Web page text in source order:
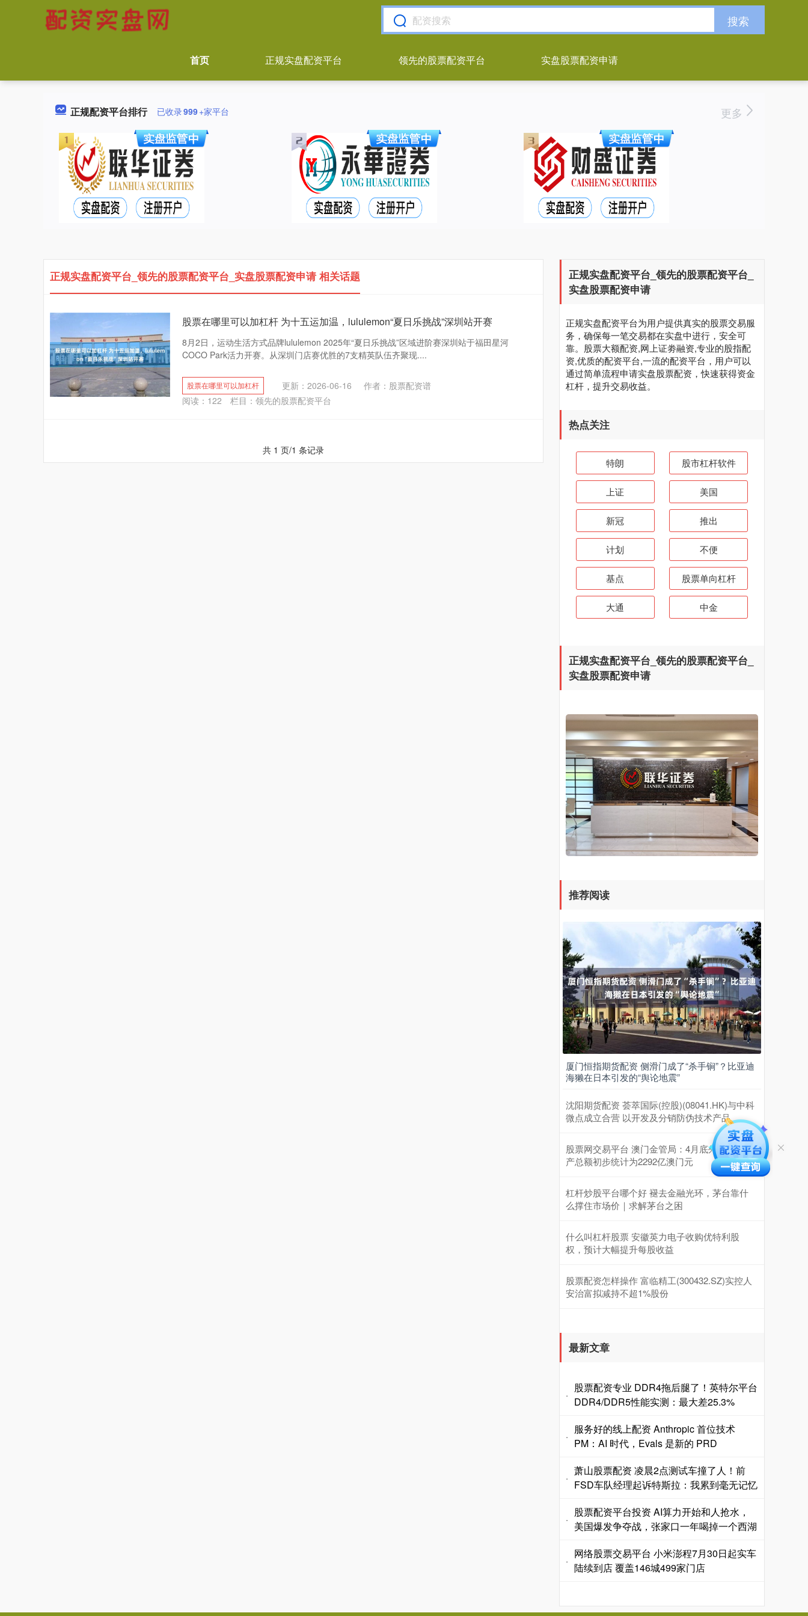
搜索
首页 正规实盘配资平台 领先的股票配资平台 实盘股票配资申请
正规配资平台排行 已收录999+家平台 更多
正规实盘配资平台_领先的股票配资平台_实盘股票配资申请 相关话题
股票在哪里可以加杠杆 为十五运加温，lululemon“夏日乐挑战”深圳站开赛
8月2日，运动生活方式品牌lululemon 2025年“夏日乐挑战”区域进阶赛深圳站于福田星河
COCO Park活力开赛。从深圳门店赛优胜的7支精英队伍齐聚现....
股票在哪里可以加杠杆 更新：2026-06-16
作者：股票配资谱
阅读： 122 栏目： 领先的股票配资平台
共 1 页/1 条记录
正规实盘配资平台_领先的股票配资平台_
实盘股票配资申请
正规实盘配资平台为用户提供真实的股票交易服
务，确保每一笔交易都在实盘中进行，安全可
靠。股票大额配资,网上证劵融资,专业的股指配
资,优质的配资平台,一流的配资平台，用户可以
通过简单流程申请实盘股票配资，快速获得资金
杠杆，提升交易收益。
热点关注
特朗 股市杠杆软件
上证 美国
新冠 推出
计划 不便
基点 股票单向杠杆
大通 中金
正规实盘配资平台_领先的股票配资平台_
实盘股票配资申请
推荐阅读
厦门恒指期货配资 侧滑门成了“杀手锏”？比亚迪
海獭在日本引发的“舆论地震”
沈阳期货配资 荟萃国际(控股)(08041.HK)与中科
微点成立合营 以开发及分销防伪技术产品
股票网交易平台 澳门金管局：4月底外汇储备资
产总额初步统计为2292亿澳门元
杠杆炒股平台哪个好 褪去金融光环，茅台靠什
么撑住市场价｜求解茅台之困
什么叫杠杆股票 安徽英力电子收购优特利股
权，预计大幅提升每股收益
股票配资怎样操作 富临精工(300432.SZ)实控人
安治富拟减持不超1%股份
最新文章
·
股票配资专业 DDR4拖后腿了！英特尔平台
DDR4/DDR5性能实测：最大差25.3%
·
服务好的线上配资 Anthropic 首位技术
PM：AI 时代，Evals 是新的 PRD
·
萧山股票配资 凌晨2点测试车撞了人！前
FSD车队经理起诉特斯拉：我累到毫无记忆
·
股票配资平台投资 AI算力开始和人抢水，
美国爆发争夺战，张家口一年喝掉一个西湖
·
网络股票交易平台 小米澎程7月30日起实车
陆续到店 覆盖146城499家门店